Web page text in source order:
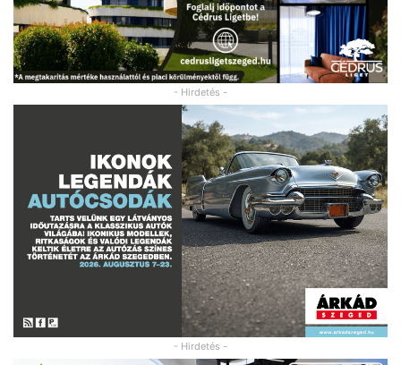
- Hirdetés -
- Hirdetés -